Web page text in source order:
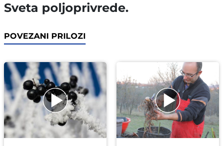
Sveta poljoprivrede.
POVEZANI PRILOZI